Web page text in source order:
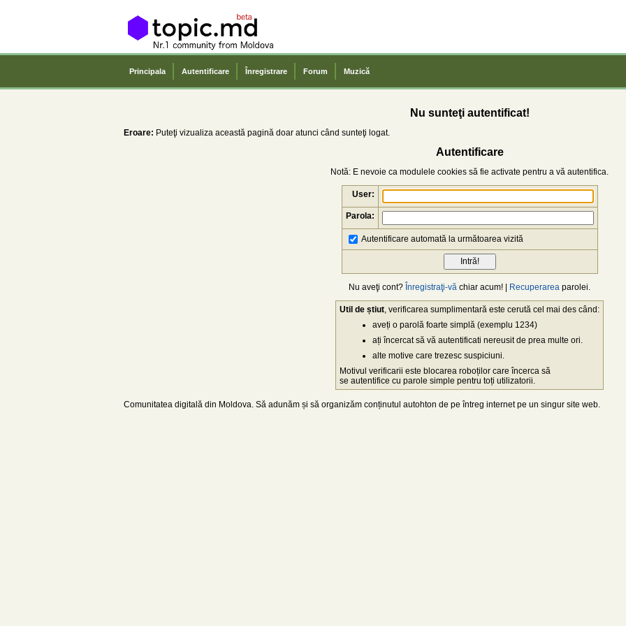
Principala Autentificare Înregistrare Forum Muzică
Nu sunteţi autentificat!
Eroare: Puteţi vizualiza această pagină doar atunci când sunteţi logat.
Autentificare
Notă: E nevoie ca modulele cookies să fie activate pentru a vă autentifica.
User:
Parola:
Autentificare automată la următoarea vizită
Nu aveţi cont? Înregistraţi-vă chiar acum! | Recuperarea parolei.
Util de știut , verificarea sumplimentară este cerută cel mai des când:
aveți o parolă foarte simplă (exemplu 1234)
ați încercat să vă autentificati nereusit de prea multe ori.
alte motive care trezesc suspiciuni.
Motivul verificarii este blocarea roboților care încerca să
se autentifice cu parole simple pentru toți utilizatorii.
Comunitatea digitală din Moldova. Să adunăm și să organizăm conținutul autohton de pe întreg internet pe un singur site web.